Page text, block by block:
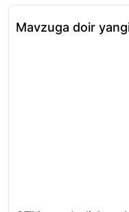
Mavzuga doir